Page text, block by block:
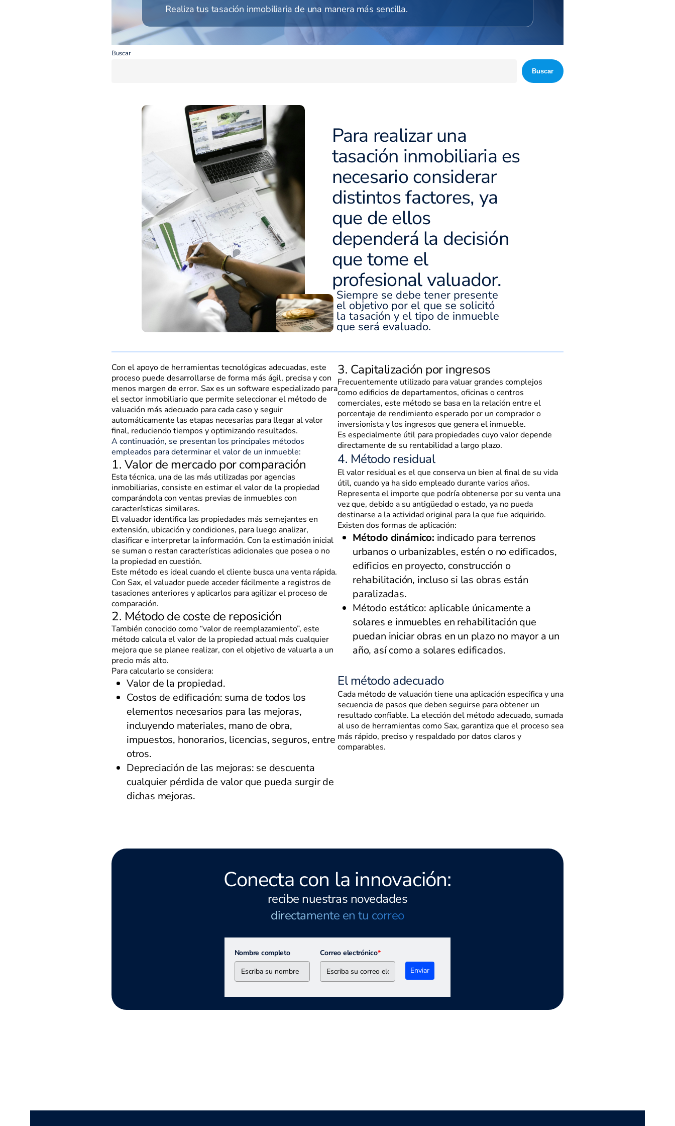
Realiza tus tasación inmobiliaria de una manera más sencilla.
Buscar
Buscar
Para realizar una
tasación inmobiliaria es
necesario considerar
distintos factores, ya
que de ellos
dependerá la decisión
que tome el
profesional valuador.
Siempre se debe tener presente
el objetivo por el que se solicitó
la tasación y el tipo de inmueble
que será evaluado.
Con el apoyo de herramientas tecnológicas adecuadas, este
proceso puede desarrollarse de forma más ágil, precisa y con
menos margen de error. Sax es un software especializado para
el sector inmobiliario que permite seleccionar el método de
valuación más adecuado para cada caso y seguir
automáticamente las etapas necesarias para llegar al valor
final, reduciendo tiempos y optimizando resultados.
A continuación, se presentan los principales métodos
empleados para determinar el valor de un inmueble:
1. Valor de mercado por comparación
Esta técnica, una de las más utilizadas por agencias
inmobiliarias, consiste en estimar el valor de la propiedad
comparándola con ventas previas de inmuebles con
características similares.
El valuador identifica las propiedades más semejantes en
extensión, ubicación y condiciones, para luego analizar,
clasificar e interpretar la información. Con la estimación inicial
se suman o restan características adicionales que posea o no
la propiedad en cuestión.
Este método es ideal cuando el cliente busca una venta rápida.
Con Sax, el valuador puede acceder fácilmente a registros de
tasaciones anteriores y aplicarlos para agilizar el proceso de
comparación.
2. Método de coste de reposición
También conocido como “valor de reemplazamiento”, este
método calcula el valor de la propiedad actual más cualquier
mejora que se planee realizar, con el objetivo de valuarla a un
precio más alto.
Para calcularlo se considera:
Valor de la propiedad.
Costos de edificación: suma de todos los
elementos necesarios para las mejoras,
incluyendo materiales, mano de obra,
impuestos, honorarios, licencias, seguros, entre
otros.
Depreciación de las mejoras: se descuenta
cualquier pérdida de valor que pueda surgir de
dichas mejoras.
3. Capitalización por ingresos
Frecuentemente utilizado para valuar grandes complejos
como edificios de departamentos, oficinas o centros
comerciales, este método se basa en la relación entre el
porcentaje de rendimiento esperado por un comprador o
inversionista y los ingresos que genera el inmueble.
Es especialmente útil para propiedades cuyo valor depende
directamente de su rentabilidad a largo plazo.
4. Método residual
El valor residual es el que conserva un bien al final de su vida
útil, cuando ya ha sido empleado durante varios años.
Representa el importe que podría obtenerse por su venta una
vez que, debido a su antigüedad o estado, ya no pueda
destinarse a la actividad original para la que fue adquirido.
Existen dos formas de aplicación:
Método dinámico: indicado para terrenos
urbanos o urbanizables, estén o no edificados,
edificios en proyecto, construcción o
rehabilitación, incluso si las obras están
paralizadas.
Método estático: aplicable únicamente a
solares e inmuebles en rehabilitación que
puedan iniciar obras en un plazo no mayor a un
año, así como a solares edificados.
El método adecuado
Cada método de valuación tiene una aplicación específica y una
secuencia de pasos que deben seguirse para obtener un
resultado confiable. La elección del método adecuado, sumada
al uso de herramientas como Sax, garantiza que el proceso sea
más rápido, preciso y respaldado por datos claros y
comparables.
Conecta con la innovación:
recibe nuestras novedades
directamente en tu correo
Nombre completo Correo electrónico*
Enviar